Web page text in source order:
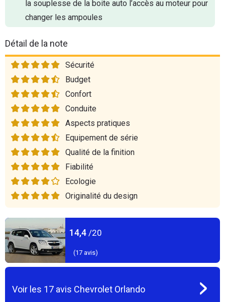
la souplesse de la boite auto l’accès au moteur pour
changer les ampoules
Détail de la note
Sécurité
Budget
Confort
Conduite
Aspects pratiques
Equipement de série
Qualité de la finition
Fiabilité
Ecologie
Originalité du design
14,4 /20
(17 avis)
Voir les 17 avis Chevrolet Orlando